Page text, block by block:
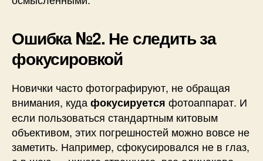
Ошибка №2. Не следить за
фокусировкой
Новички часто фотографируют, не обращая
внимания, кудафокусируется фотоаппарат. И
если пользоваться стандартным китовым
объективом, этих погрешностей можно вовсе не
заметить. Например, сфокусировался не в глаз,